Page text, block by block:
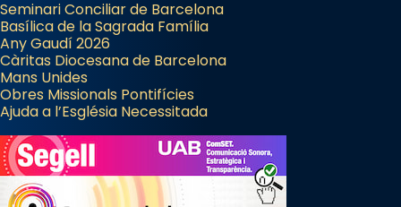
Seminari Conciliar de Barcelona
Basílica de la Sagrada Família
Any Gaudí 2026
Càritas Diocesana de Barcelona
Mans Unides
Obres Missionals Pontifícies
Ajuda a l’Església Necessitada